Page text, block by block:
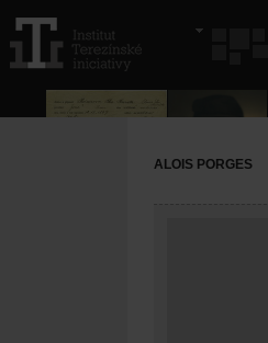
ALOIS PORGES